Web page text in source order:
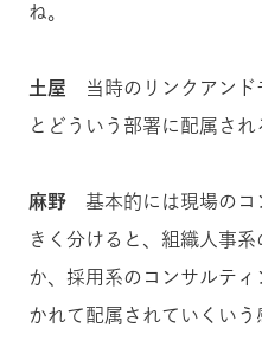
ね。
土屋 当時のリンクアンド
とどういう部署に配属され
麻野 基本的には現場のコ
きく分けると、組織人事
か、採用系のコンサルテ
かれて配属されていくいう